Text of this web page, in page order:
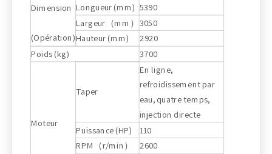
Dimension
(Opération)
Longueur (mm) 5390
Largeur（mm） 3050
Hauteur (mm)
2920
Poids (kg)
3700
Moteur
Taper
En ligne,
refroidissement par
eau, quatre temps,
injection directe
Puissance (HP)
110
RPM（r/min）
2600